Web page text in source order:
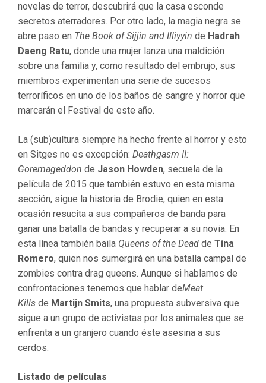
novelas de terror, descubrirá que la casa esconde
secretos aterradores. Por otro lado, la magia negra se
abre paso en The Book of Sijjin and Illiyyin de Hadrah
Daeng Ratu, donde una mujer lanza una maldición
sobre una familia y, como resultado del embrujo, sus
miembros experimentan una serie de sucesos
terroríficos en uno de los baños de sangre y horror que
marcarán el Festival de este año.
La (sub)cultura siempre ha hecho frente al horror y esto
en Sitges no es excepción: Deathgasm II:
Goremageddon de Jason Howden, secuela de la
película de 2015 que también estuvo en esta misma
sección, sigue la historia de Brodie, quien en esta
ocasión resucita a sus compañeros de banda para
ganar una batalla de bandas y recuperar a su novia. En
esta línea también baila Queens of the Dead de Tina
Romero, quien nos sumergirá en una batalla campal de
zombies contra drag queens. Aunque si hablamos de
confrontaciones tenemos que hablar deMeat
Kills de Martijn Smits, una propuesta subversiva que
sigue a un grupo de activistas por los animales que se
enfrenta a un granjero cuando éste asesina a sus
cerdos.
Listado de películas